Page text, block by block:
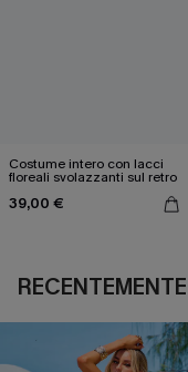
Costume intero con lacci
floreali svolazzanti sul retro
39,00 €